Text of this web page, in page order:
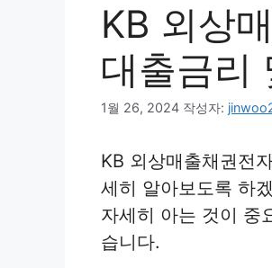
KB 외상
대출금리
1월 26, 2024 작성자:
KB 외상매출채권전
세히 알아보도록 하
자세히 아는 것이 중
습니다.